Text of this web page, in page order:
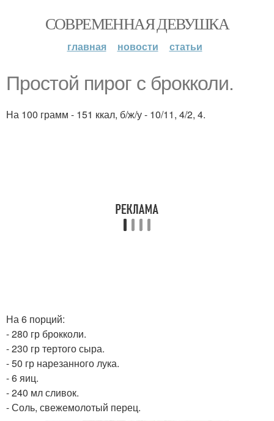
СОВРЕМЕННАЯ ДЕВУШКА
главная новости статьи
Простой пирог с брокколи.
На 100 грамм - 151 ккал, б/ж/у - 10/11, 4/2, 4.
На 6 порций:
- 280 гр брокколи.
- 230 гр тертого сыра.
- 50 гр нарезанного лука.
- 6 яиц.
- 240 мл сливок.
- Соль, свежемолотый перец.